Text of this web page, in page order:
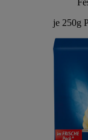
je 250g